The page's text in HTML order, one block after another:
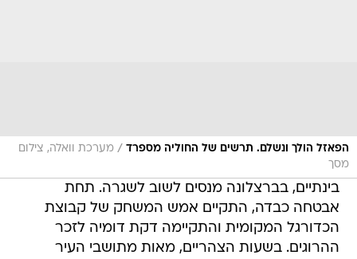
הפאזל הולך ונשלם. תרשים של החוליה מספרד / מערכת וואלה, צילום
מסך
בינתיים, בברצלונה מנסים לשוב לשגרה. תחת
אבטחה כבדה, התקיים אמש המשחק של קבוצת
הכדורגל המקומית והתקיימה דקת דומיה לזכר
ההרוגים. בשעות הצהריים, מאות מתושבי העיר